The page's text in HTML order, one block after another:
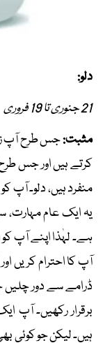
دلو:
21 جنوری تا 19 فروری
مثبت:جس طرح آپ
کرتے ہیں اور جس
منفرد ہیں، دلو۔ آپ
یہ ایک عام مہارت،
ہے۔ لہٰذا اپنے آپ
آپ کا احترام کریں
ڈرامے سے دور چلیں
برقرار رکھیں۔ آپ
ہیں۔ لیکن جو کوئی